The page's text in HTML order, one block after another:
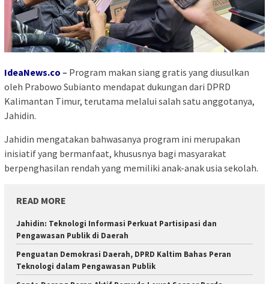
IdeaNews.co – Program makan siang gratis yang diusulkan
oleh Prabowo Subianto mendapat dukungan dari DPRD
Kalimantan Timur, terutama melalui salah satu anggotanya,
Jahidin.
Jahidin mengatakan bahwasanya program ini merupakan
inisiatif yang bermanfaat, khususnya bagi masyarakat
berpenghasilan rendah yang memiliki anak-anak usia sekolah.
READ MORE
Jahidin: Teknologi Informasi Perkuat Partisipasi dan
Pengawasan Publik di Daerah
Penguatan Demokrasi Daerah, DPRD Kaltim Bahas Peran
Teknologi dalam Pengawasan Publik